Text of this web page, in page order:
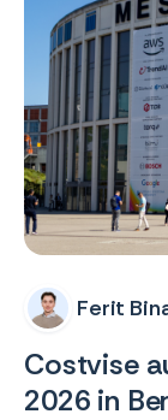
Ferit
Costvise
2026 in